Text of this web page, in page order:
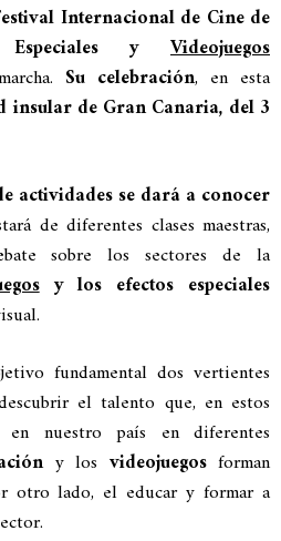
Internacional de Cine de
y Videojuegos
Su celebración, en esta
insular de Gran Canaria, del 3
actividades se dará a conocer
de diferentes clases maestras,
sobre los sectores de la
y los efectos especiales
fundamental dos vertientes
el talento que, en estos
en nuestro país en diferentes
y los videojuegosforman
otro lado, el educar y formar a